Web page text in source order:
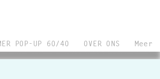
POP-UP 60/40 OVER ONS Meer